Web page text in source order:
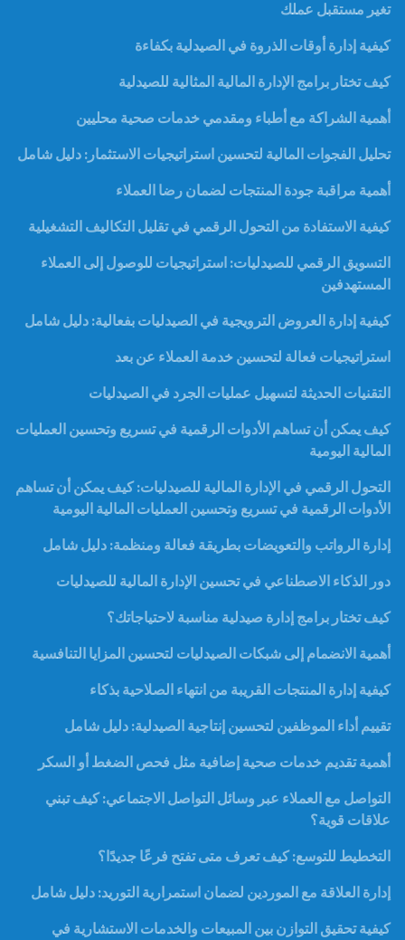
تغير مستقبل عملك
كيفية إدارة أوقات الذروة في الصيدلية بكفاءة
كيف تختار برامج الإدارة المالية المثالية للصيدلية
أهمية الشراكة مع أطباء ومقدمي خدمات صحية محليين
تحليل الفجوات المالية لتحسين استراتيجيات الاستثمار: دليل شامل
أهمية مراقبة جودة المنتجات لضمان رضا العملاء
كيفية الاستفادة من التحول الرقمي في تقليل التكاليف التشغيلية
التسويق الرقمي للصيدليات: استراتيجيات للوصول إلى العملاء
المستهدفين
كيفية إدارة العروض الترويجية في الصيدليات بفعالية: دليل شامل
استراتيجيات فعالة لتحسين خدمة العملاء عن بعد
التقنيات الحديثة لتسهيل عمليات الجرد في الصيدليات
كيف يمكن أن تساهم الأدوات الرقمية في تسريع وتحسين العمليات
المالية اليومية
التحول الرقمي في الإدارة المالية للصيدليات: كيف يمكن أن تساهم
الأدوات الرقمية في تسريع وتحسين العمليات المالية اليومية
إدارة الرواتب والتعويضات بطريقة فعالة ومنظمة: دليل شامل
دور الذكاء الاصطناعي في تحسين الإدارة المالية للصيدليات
كيف تختار برامج إدارة صيدلية مناسبة لاحتياجاتك؟
أهمية الانضمام إلى شبكات الصيدليات لتحسين المزايا التنافسية
كيفية إدارة المنتجات القريبة من انتهاء الصلاحية بذكاء
تقييم أداء الموظفين لتحسين إنتاجية الصيدلية: دليل شامل
أهمية تقديم خدمات صحية إضافية مثل فحص الضغط أو السكر
التواصل مع العملاء عبر وسائل التواصل الاجتماعي: كيف تبني
علاقات قوية؟
التخطيط للتوسع: كيف تعرف متى تفتح فرعًا جديدًا؟
إدارة العلاقة مع الموردين لضمان استمرارية التوريد: دليل شامل
كيفية تحقيق التوازن بين المبيعات والخدمات الاستشارية في